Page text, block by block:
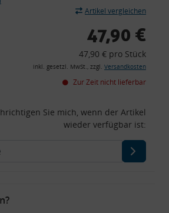
Artikel vergleichen
47,90 €
47,90 € pro Stück
inkl. gesetzl. MwSt., zzgl. Versandkosten
Zur Zeit nicht lieferbar
Sie mich, wenn der Artikel
wieder verfügbar ist: